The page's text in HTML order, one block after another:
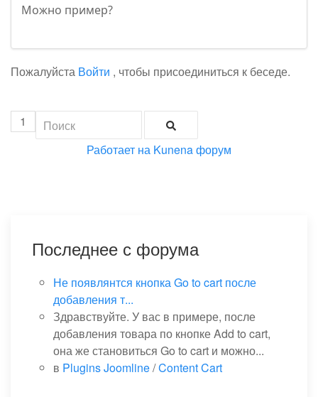
Можно пример?
Пожалуйста Войти , чтобы присоединиться к беседе.
1
Работает на Kunena форум
Последнее с форума
Не появлянтся кнопка Go to cart после
добавления т...
Здравствуйте. У вас в примере, после
добавления товара по кнопке Add to cart,
она же становиться Go to cart и можно...
в Plugins Joomline/Content Cart